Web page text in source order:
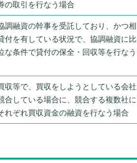
の取引を行なう場合
調融資の幹事を受託しており、かつ相
付を有している状況で、協調融資に比
な条件で貸付の保全・回収等を行なう
収等で、買収をしようとしている会社
合している場合に、競合する複数社に
れぞれ買収資金の融資を行なう場合